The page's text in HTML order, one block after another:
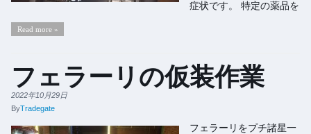
症状です。 特定の薬品を
Read more »
フェラーリの仮装作業
2022年10月29日
ByTradegate
フェラーリをプチ諸星一